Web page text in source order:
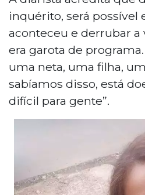
inquérito, será possível
aconteceu e derrubar a
era garota de
uma neta, uma filha,
sabíamos disso, está
difícil para gente”.